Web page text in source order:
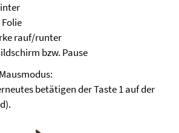
rauf/runter
bzw. Pause
betätigen der Taste 1 auf der